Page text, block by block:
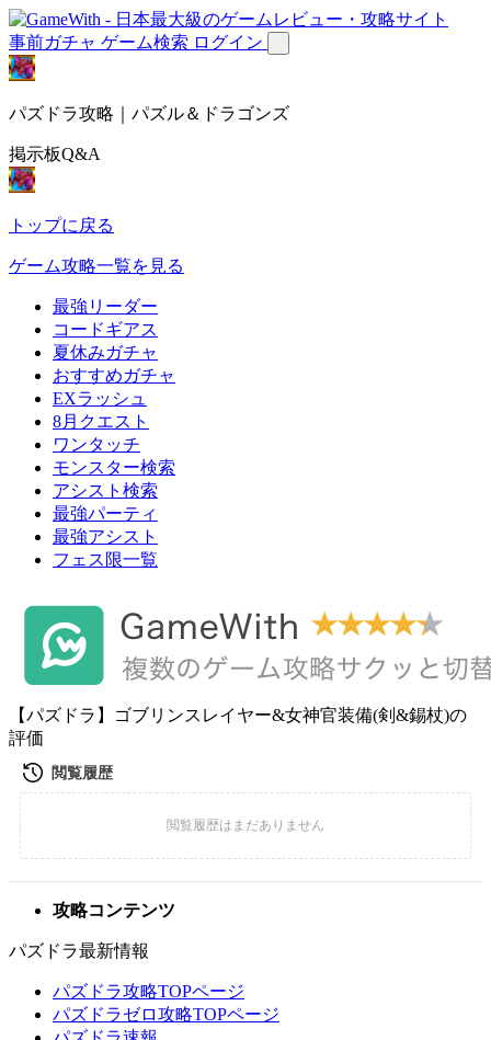
事前ガチャ ゲーム検索 ログイン
パズドラ攻略｜パズル＆ドラゴンズ
掲示板Q&A
トップに戻る
ゲーム攻略一覧を見る
最強リーダー
コードギアス
夏休みガチャ
おすすめガチャ
EXラッシュ
8月クエスト
ワンタッチ
モンスター検索
アシスト検索
最強パーティ
最強アシスト
フェス限一覧
【パズドラ】ゴブリンスレイヤー&女神官装備(剣&錫杖)の
評価
攻略コンテンツ
パズドラ最新情報
パズドラ攻略TOPページ
パズドラゼロ攻略TOPページ